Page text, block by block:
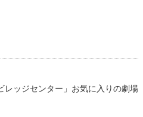
レッジセンター」お気に入りの劇場